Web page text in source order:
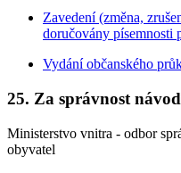
Zavedení (změna,
doručovány písemnosti
Vydání občanského
25. Za správnost
Ministerstvo vnitra - odbor
obyvatel